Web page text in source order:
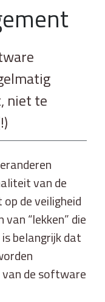
niet te
van de
de veiligheid
“lekken” die
belangrijk dat
de software